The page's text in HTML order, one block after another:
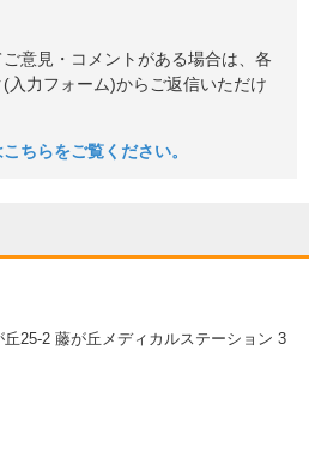
意見・コメントがある場合は、各
入力フォーム)からご返信いただけ
ちらをご覧ください。
25-2 藤が丘メディカルステーション 3